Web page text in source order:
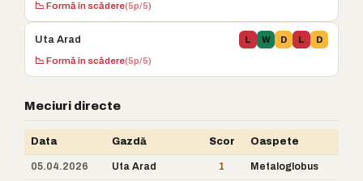
📉 Formă în scădere(5p/5)
Uta Arad L W D L D
📉 Formă în scădere(5p/5)
Meciuri directe
Data Gazdă Scor Oaspete
05.04.2026 Uta Arad 1 Metaloglobus